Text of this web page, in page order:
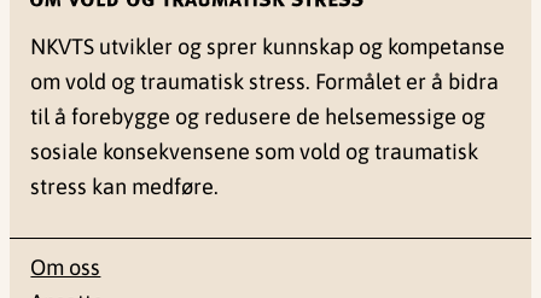
NKVTS utvikler og sprer kunnskap og kompetanse
om vold og traumatisk stress. Formålet er å bidra
til å forebygge og redusere de helsemessige og
sosiale konsekvensene som vold og traumatisk
stress kan medføre.
Om oss